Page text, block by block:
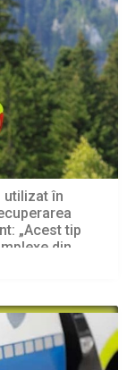
utilizat în
„Acest tip
din